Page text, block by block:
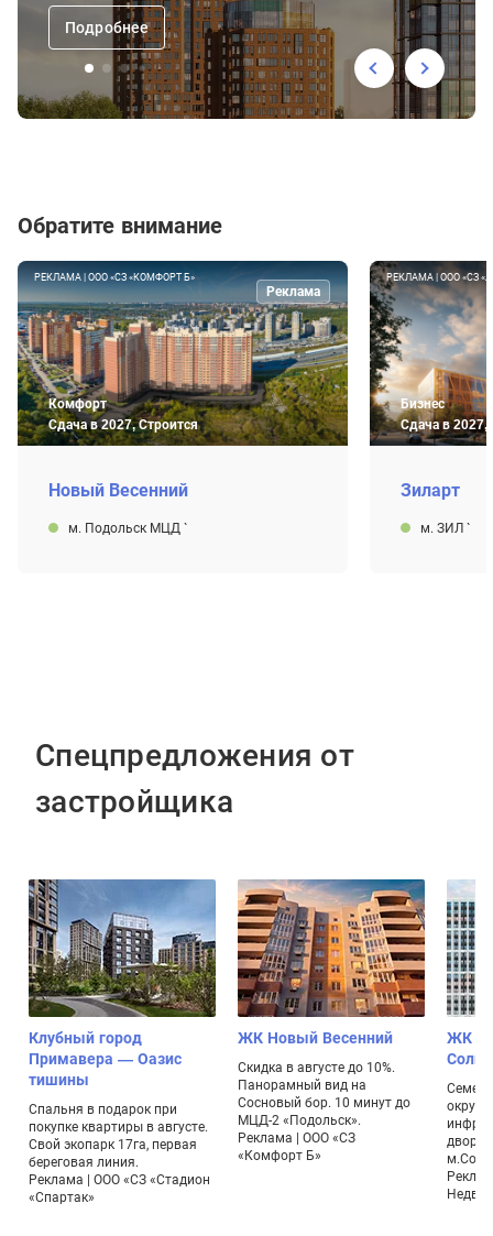
Подробнее
Обратите внимание
РЕКЛАМА | ООО «СЗ «КОМФОРТ Б»
Комфорт
Сдача в 2027, Строится
Реклама
Новый Весенний
м. Подольск МЦД `
РЕКЛАМА | ООО «СЗ
Бизнес
Сдача в 2027,
Зиларт
м. ЗИЛ `
Спецпредложения от
застройщика
Клубный город
Примавера — Оазис
тишины
Спальня в подарок при
покупке квартиры в августе.
Свой экопарк 17га, первая
береговая линия.
Реклама | ООО «СЗ «Стадион
«Спартак»
ЖК Новый Весенний
Скидка в августе до 10%.
Панорамный вид на
Сосновый бор. 10 минут до
МЦД-2 «Подольск».
Реклама | ООО «СЗ
«Комфорт Б»
ЖК